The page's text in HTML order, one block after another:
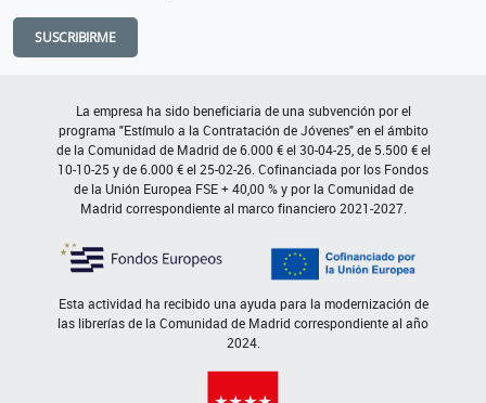
SUSCRIBIRME
La empresa ha sido beneficiaria de una subvención por el
programa "Estímulo a la Contratación de Jóvenes" en el ámbito
de la Comunidad de Madrid de 6.000 € el 30-04-25, de 5.500 € el
10-10-25 y de 6.000 € el 25-02-26. Cofinanciada por los Fondos
de la Unión Europea FSE + 40,00 % y por la Comunidad de
Madrid correspondiente al marco financiero 2021-2027.
Esta actividad ha recibido una ayuda para la modernización de
las librerías de la Comunidad de Madrid correspondiente al año
2024.